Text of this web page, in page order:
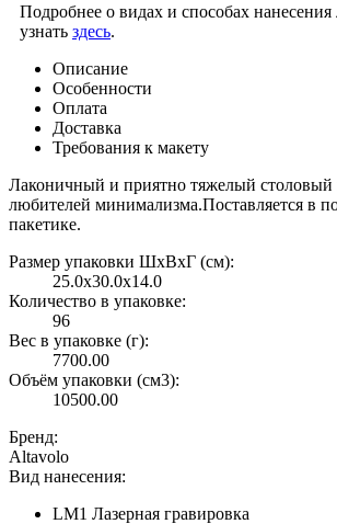
Подробнее о видах и способах
узнать здесь.
Описание
Особенности
Оплата
Доставка
Требования к макету
Лаконичный и приятно тяжелый столовый
любителей минимализма.Поставляется в
пакетике.
Размер упаковки ШxВxГ (см):
25.0x30.0x14.0
Количество в упаковке:
96
Вес в упаковке (г):
7700.00
Объём упаковки (см3):
10500.00
Бренд:
Altavolo
Вид нанесения:
LM1 Лазерная гравировка